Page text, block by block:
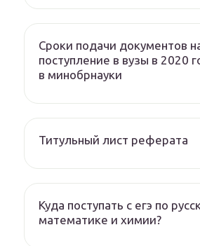
Сроки подачи документов
поступление в вузы в 2020
в минобрнауки
Титульный лист реферата
Куда поступать с егэ по
математике и химии?